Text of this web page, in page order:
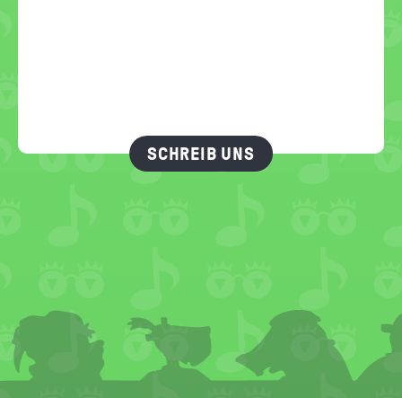
SCHREIB UNS
FOOTER
MENU